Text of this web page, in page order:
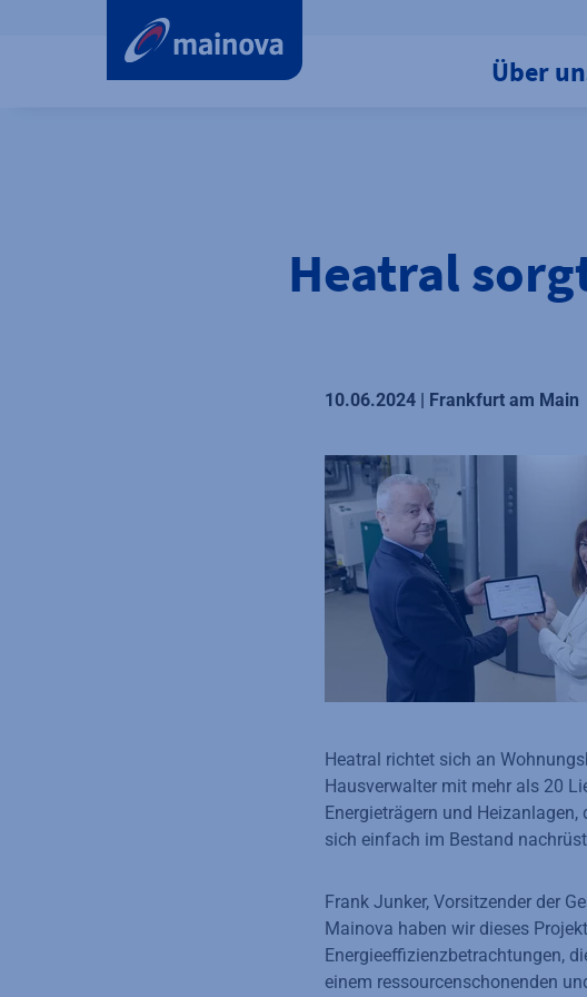
Über
Heatral
10.06.2024 | Frankfurt am Main
Heatral richtet sich an
Hausverwalter mit mehr als 20
Energieträgern und
sich einfach im Bestand
Frank Junker, Vorsitzender der
Mainova haben wir dieses
Energieeffizienzbetrachtungen,
einem ressourcenschonenden